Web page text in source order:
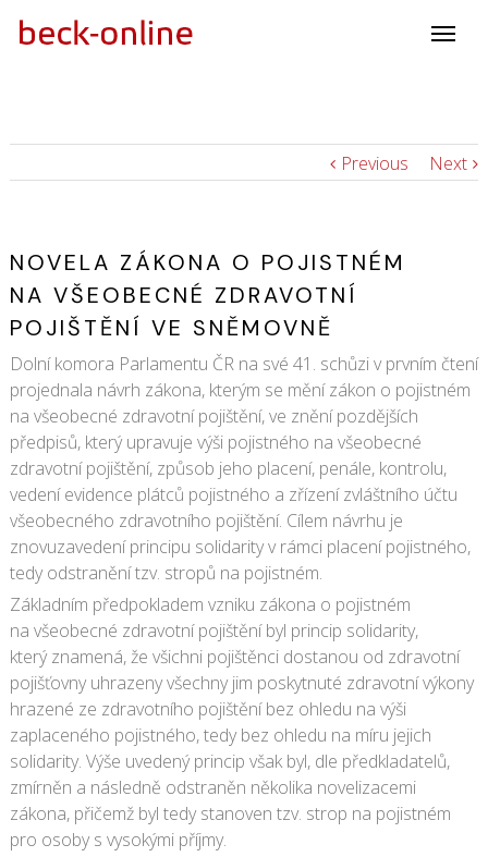
Previous Next
NOVELA ZÁKONA O POJISTNÉM
NA VŠEOBECNÉ ZDRAVOTNÍ
POJIŠTĚNÍ VE SNĚMOVNĚ
Dolní komora Parlamentu ČR na své 41. schůzi v prvním čtení
projednala návrh zákona, kterým se mění zákon o pojistném
na všeobecné zdravotní pojištění, ve znění pozdějších
předpisů, který upravuje výši pojistného na všeobecné
zdravotní pojištění, způsob jeho placení, penále, kontrolu,
vedení evidence plátců pojistného a zřízení zvláštního účtu
všeobecného zdravotního pojištění. Cílem návrhu je
znovuzavedení principu solidarity v rámci placení pojistného,
tedy odstranění tzv. stropů na pojistném.
Základním předpokladem vzniku zákona o pojistném
na všeobecné zdravotní pojištění byl princip solidarity,
který znamená, že všichni pojištěnci dostanou od zdravotní
pojišťovny uhrazeny všechny jim poskytnuté zdravotní výkony
hrazené ze zdravotního pojištění bez ohledu na výši
zaplaceného pojistného, tedy bez ohledu na míru jejich
solidarity. Výše uvedený princip však byl, dle předkladatelů,
zmírněn a následně odstraněn několika novelizacemi
zákona, přičemž byl tedy stanoven tzv. strop na pojistném
pro osoby s vysokými příjmy.